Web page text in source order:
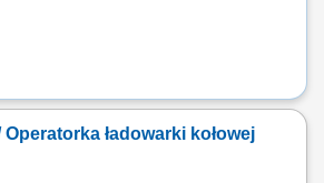
ładowarki kołowej